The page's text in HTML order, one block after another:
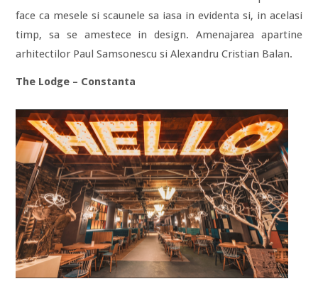
face ca mesele si scaunele sa iasa in evidenta si, in acelasi
timp, sa se amestece in design. Amenajarea apartine
arhitectilor Paul Samsonescu si Alexandru Cristian Balan.
The Lodge – Constanta